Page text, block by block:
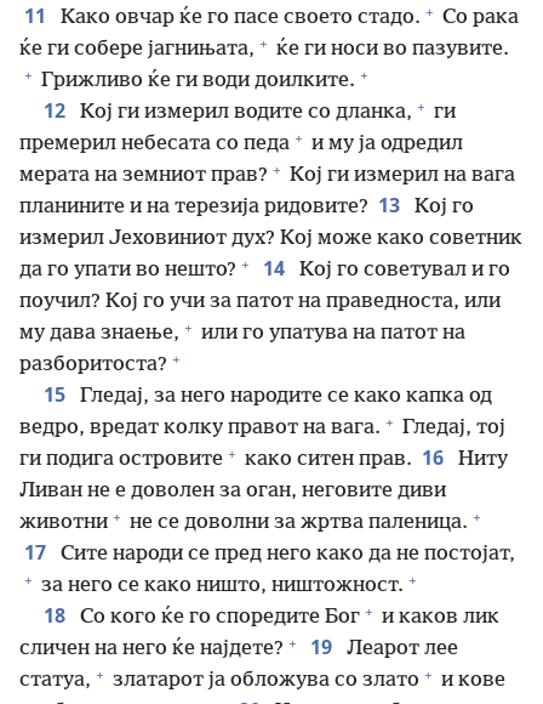
11 Како овчар ќе го пасе своето стадо. + Со рака
ќе ги собере јагнињата, + ќе ги носи во пазувите.
+ Грижливо ќе ги води доилките. +
12 Кој ги измерил водите со дланка, + ги
премерил небесата со педа + и му ја одредил
мерата на земниот прав? + Кој ги измерил на вага
планините и на терезија ридовите? 13
Кој го
измерил Јеховиниот дух? Кој може како советник
да го упати во нешто? + 14
Кој го советувал и го
поучил? Кој го учи за патот на праведноста, или
му дава знаење, + или го упатува на патот на
разборитоста? +
15
Гледај, за него народите се како капка од
ведро, вредат колку правот на вага. + Гледај, тој
ги подига островите + како ситен прав. 16
Ниту
Ливан не е доволен за оган, неговите диви
животни + не се доволни за жртва паленица. +
17 Сите народи се пред него како да не постојат,
+ за него се како ништо, ништожност. +
18 Со кого ќе го споредите Бог + и каков лик
сличен на него ќе најдете? + 19
Леарот лее
статуа, + златарот ја обложува со злато + и кове